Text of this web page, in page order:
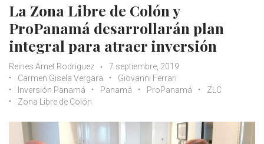
La Zona Libre de Colón y
ProPanamá desarrollarán plan
integral para atraer inversión
Reines Amet Rodriguez
7 septiembre, 2019
Carmen Gisela Vergara
Giovanni Ferrari
Inversión Panamá
Panamá ProPanamá
ZLC
Zona Libre de Colón